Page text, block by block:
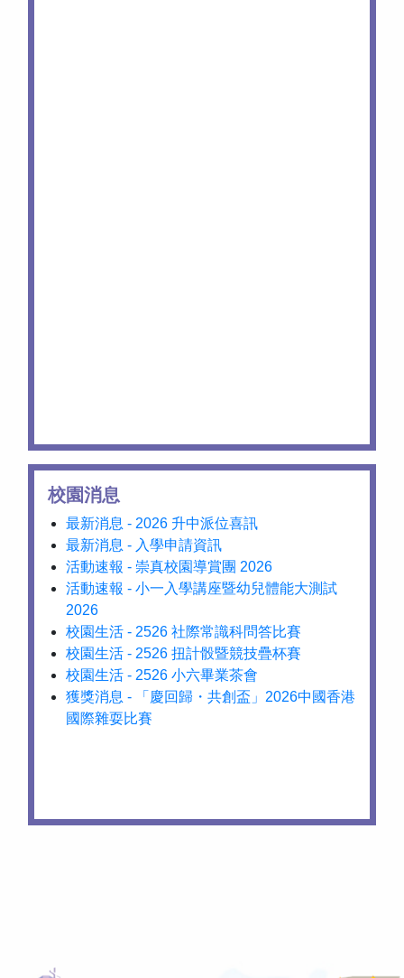
校園消息
最新消息 - 2026 升中派位喜訊
最新消息 - 入學申請資訊
活動速報 - 崇真校園導賞團 2026
活動速報 - 小一入學講座暨幼兒體能大測試
2026
校園生活 - 2526 社際常識科問答比賽
校園生活 - 2526 扭計骰暨競技疊杯賽
校園生活 - 2526 小六畢業茶會
獲獎消息 - 「慶回歸・共創盃」2026中國香港
國際雜耍比賽